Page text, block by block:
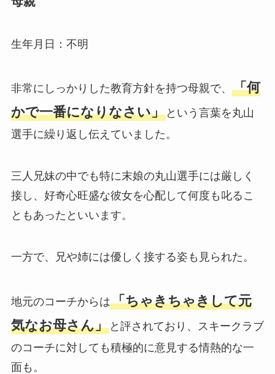
生年月日：不明
非常にしっかりした教育方針を持つ母親で、 「何
かで一番になりなさい」という言葉を丸山
選手に繰り返し伝えていました。
三人兄妹の中でも特に末娘の丸山選手には厳しく
接し、好奇心旺盛な彼女を心配して何度も叱るこ
ともあったといいます。
一方で、兄や姉には優しく接する姿も見られた。
地元のコーチからは「ちゃきちゃきして元
気なお母さん」と評されており、スキークラブ
のコーチに対しても積極的に意見する情熱的な一
面も。